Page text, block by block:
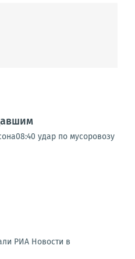
удар по мусоровозу
РИА Новости в